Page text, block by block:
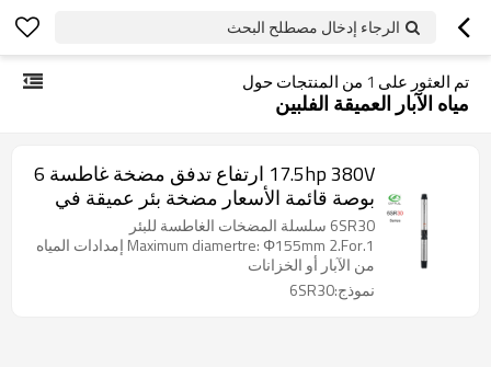
الرجاء إدخال مصطلح البحث
تم العثور على 1 من المنتجات حول
مياه الآبار العميقة الفلبين
17.5hp 380V ارتفاع تدفق مضخة غاطسة 6
بوصة قائمة الأسعار مضخة بئر عميقة في
نيجيريا
6SR30 سلسلة المضخات الغاطسة للبئر
1.Maximum diamertre: Φ155mm 2.For إمدادات المياه
من الآبار أو الخزانات
نموذج:6SR30